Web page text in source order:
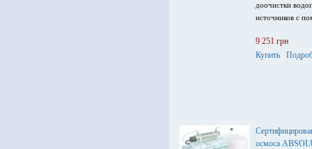
доочистки
источников с
9 251 грн
Купить
осмоса